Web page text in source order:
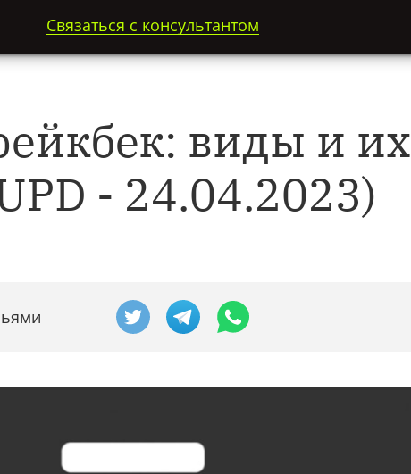
Связаться с консультантом
виды и их
- 24.04.2023)